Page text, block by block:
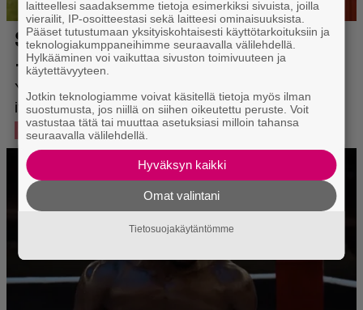
laitteellesi saadaksemme tietoja esimerkiksi sivuista, joilla
vierailit, IP-osoitteestasi sekä laitteesi ominaisuuksista.
Pääset tutustumaan yksityiskohtaisesti käyttötarkoituksiin ja
teknologiakumppaneihimme seuraavalla välilehdellä.
Hylkääminen voi vaikuttaa sivuston toimivuuteen ja
käytettävyyteen.
Jotkin teknologiamme voivat käsitellä tietoja myös ilman
suostumusta, jos niillä on siihen oikeutettu peruste. Voit
vastustaa tätä tai muuttaa asetuksiasi milloin tahansa
seuraavalla välilehdellä.
Hyväksyn kaikki
Omat valintani
Tietosuojakäytäntömme